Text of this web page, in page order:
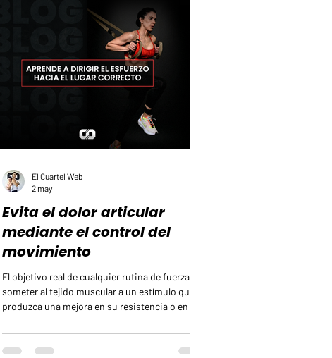
Evita el dolor articular
mediante el control del
movimiento
El objetivo real de cualquier rutina de fuerza es
someter al tejido muscular a un estímulo que
produzca una mejora en su resistencia o en su
cómo muchas personas terminan sus sesiones
con molestias persistentes en los codos, los
El Cuartel Web
2 may